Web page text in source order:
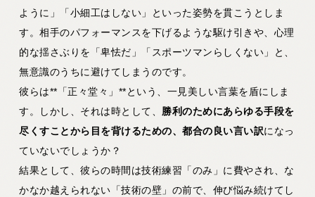
ように」「小細工はしない」といった姿勢を貫こうとしま
す。相手のパフォーマンスを下げるような駆け引きや、心理
的な揺さぶりを「卑怯だ」「スポーツマンらしくない」と、
無意識のうちに避けてしまうのです。
彼らは**「正々堂々」**という、一見美しい言葉を盾にしま
す。しかし、それは時として、 勝利のためにあらゆる手段を
尽くすことから目を背けるための、都合の良い言い訳になっ
ていないでしょうか？
結果として、彼らの時間は技術練習「のみ」に費やされ、な
かなか越えられない「技術の壁」の前で、伸び悩み続けてし